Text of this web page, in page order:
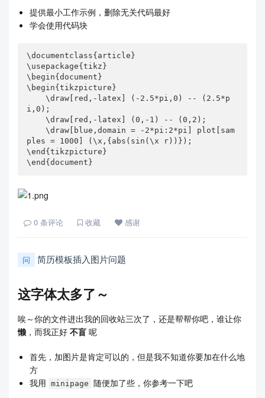
提供最小工作示例，删除无关代码最好
学会使用代码块
\documentclass{article}
\usepackage{tikz}
\begin{document}
\begin{tikzpicture}
    \draw[red,-latex] (-2.5*pi,0) -- (2.5*p
i,0);
    \draw[red,-latex] (0,-1) -- (0,2);
    \draw[blue,domain = -2*pi:2*pi] plot[sam
ples = 1000] (\x,{abs(sin(\x r))});
\end{tikzpicture}
\end{document}
0 条评论 收藏 感谢
问 简历模板插入图片问题
这字体太多了～
唉～你的文件进出我的回收站三次了，还是帮帮你吧，谁让你
懒 ，而我正好 不盲 呢
首先，加图片是肯定可以的，但是我不知道你要加在什么地
方
我用 minipage 随便加了些，你参考一下吧